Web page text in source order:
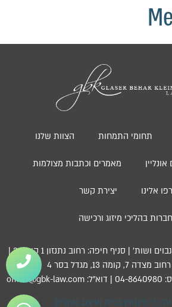
תחומי התמחות הצוות שלנו
מאמרים וכתבות מצולמות
אלינו יצירת קשר
חברות בהליכי מיזוג ורכישה
משרד עו”ד גלזר בכר קליינבוים ושות’ | סניף חיפה: רחוב נתנזון 1 קומה 3 |
קומה 13, מגדל בסר 4
ידי פינגווין בנייה ועיצוב אתרים